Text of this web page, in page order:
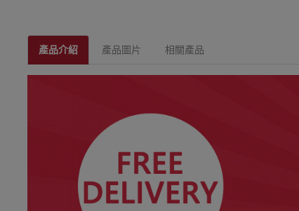
產品介紹 產品圖片 相關產品